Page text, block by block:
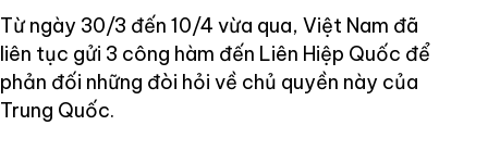
Từ ngày 30/3 đến 10/4 vừa qua, Việt Nam đã
liên tục gửi 3 công hàm đến Liên Hiệp Quốc để
phản đối những đòi hỏi về chủ quyền này của
Trung Quốc.